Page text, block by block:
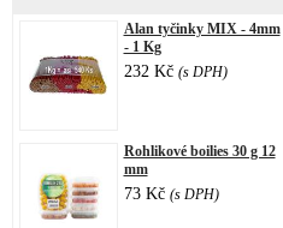
Alan tyčinky MIX - 4mm
- 1 Kg
232 Kč (s DPH)
Rohlikové boilies 30 g 12
mm
73 Kč (s DPH)